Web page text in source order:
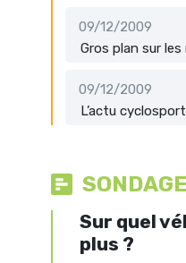
09/12/2009
Gros plan sur les
09/12/2009
L’actu
SONDAGE
Sur quel
plus ?